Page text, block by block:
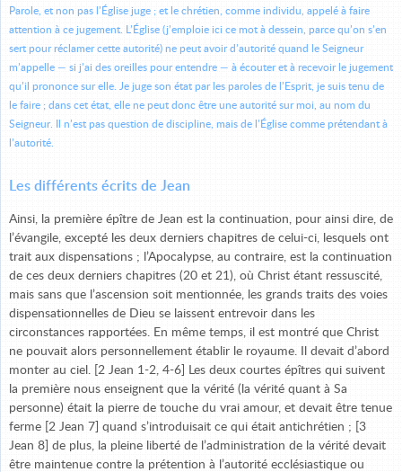
Parole, et non pas l’Église juge ; et le chrétien, comme individu, appelé à faire
attention à ce jugement. L’Église (j’emploie ici ce mot à dessein, parce qu’on s’en
sert pour réclamer cette autorité) ne peut avoir d’autorité quand le Seigneur
m’appelle — si j’ai des oreilles pour entendre — à écouter et à recevoir le jugement
qu’il prononce sur elle. Je juge son état par les paroles de l’Esprit, je suis tenu de
le faire ; dans cet état, elle ne peut donc être une autorité sur moi, au nom du
Seigneur. Il n’est pas question de discipline, mais de l’Église comme prétendant à
l’autorité.
Les différents écrits de Jean
Ainsi, la première épître de Jean est la continuation, pour ainsi dire, de
l’évangile, excepté les deux derniers chapitres de celui-ci, lesquels ont
trait aux dispensations ; l’Apocalypse, au contraire, est la continuation
de ces deux derniers chapitres (20 et 21), où Christ étant ressuscité,
mais sans que l’ascension soit mentionnée, les grands traits des voies
dispensationnelles de Dieu se laissent entrevoir dans les
circonstances rapportées. En même temps, il est montré que Christ
ne pouvait alors personnellement établir le royaume. Il devait d’abord
monter au ciel. [2 Jean 1-2, 4-6] Les deux courtes épîtres qui suivent
la première nous enseignent que la vérité (la vérité quant à Sa
personne) était la pierre de touche du vrai amour, et devait être tenue
ferme [2 Jean 7] quand s’introduisait ce qui était antichrétien ; [3
Jean 8] de plus, la pleine liberté de l’administration de la vérité devait
être maintenue contre la prétention à l’autorité ecclésiastique ou